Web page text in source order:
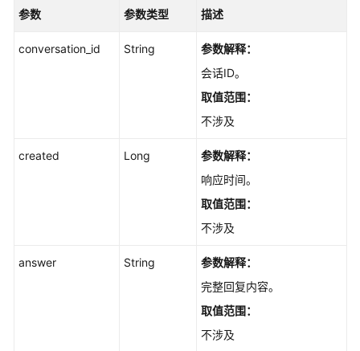
参数 参数类型 描述
conversation_id String
参数解释：
会话ID。
取值范围：
不涉及
created Long
参数解释：
响应时间。
取值范围：
不涉及
answer String
参数解释：
完整回复内容。
取值范围：
不涉及